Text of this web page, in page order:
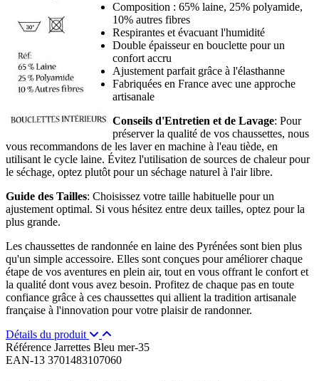
Composition : 65% laine, 25% polyamide,
10% autres fibres
Respirantes et évacuant l'humidité
Double épaisseur en bouclette pour un
confort accru
Ajustement parfait grâce à l'élasthanne
Fabriquées en France avec une approche
artisanale
Conseils d'Entretien et de Lavage: Pour
préserver la qualité de vos chaussettes, nous
vous recommandons de les laver en machine à l'eau tiède, en
utilisant le cycle laine. Évitez l'utilisation de sources de chaleur pour
le séchage, optez plutôt pour un séchage naturel à l'air libre.
Guide des Tailles: Choisissez votre taille habituelle pour un
ajustement optimal. Si vous hésitez entre deux tailles, optez pour la
plus grande.
Les chaussettes de randonnée en laine des Pyrénées sont bien plus
qu'un simple accessoire. Elles sont conçues pour améliorer chaque
étape de vos aventures en plein air, tout en vous offrant le confort et
la qualité dont vous avez besoin. Profitez de chaque pas en toute
confiance grâce à ces chaussettes qui allient la tradition artisanale
française à l'innovation pour votre plaisir de randonner.
Détails du produit
Référence Jarrettes Bleu mer-35
EAN-13 3701483107060